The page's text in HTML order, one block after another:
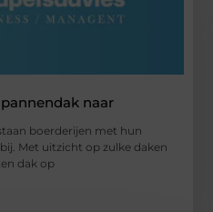
naar
boerderijen met hun
Met uitzicht op zulke daken
dak op